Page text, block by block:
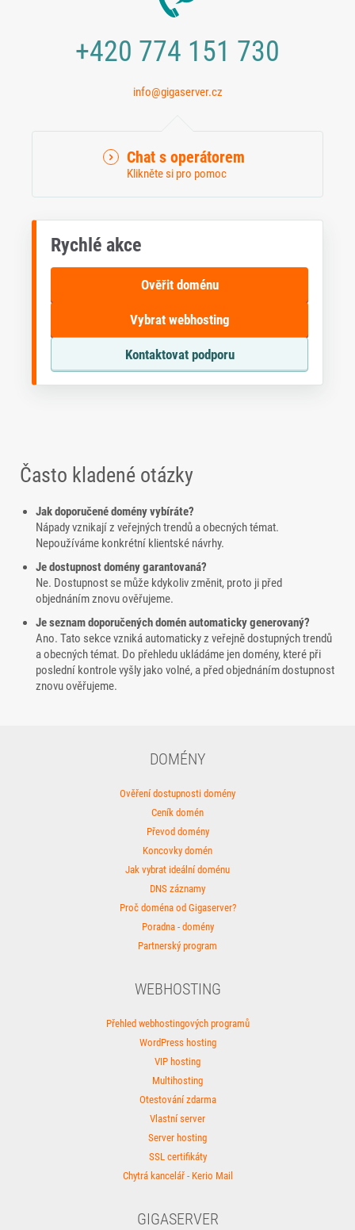
+420 774 151 730
info@gigaserver.cz
Chat s operátorem
Klikněte si pro pomoc
Rychlé akce
Ověřit doménu
Vybrat webhosting
Kontaktovat podporu
Často kladené otázky
Jak doporučené domény vybíráte?
Nápady vznikají z veřejných trendů a obecných témat.
Nepoužíváme konkrétní klientské návrhy.
Je dostupnost domény garantovaná?
Ne. Dostupnost se může kdykoliv změnit, proto ji před
objednáním znovu ověřujeme.
Je seznam doporučených domén automaticky generovaný?
Ano. Tato sekce vzniká automaticky z veřejně dostupných trendů
a obecných témat. Do přehledu ukládáme jen domény, které při
poslední kontrole vyšly jako volné, a před objednáním dostupnost
znovu ověřujeme.
DOMÉNY
Ověření dostupnosti domény
Ceník domén
Převod domény
Koncovky domén
Jak vybrat ideální doménu
DNS záznamy
Proč doména od Gigaserver?
Poradna - domény
Partnerský program
WEBHOSTING
Přehled webhostingových programů
WordPress hosting
VIP hosting
Multihosting
Otestování zdarma
Vlastní server
Server hosting
SSL certifikáty
Chytrá kancelář - Kerio Mail
GIGASERVER